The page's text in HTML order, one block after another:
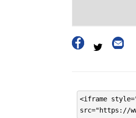
<iframe
src="https://